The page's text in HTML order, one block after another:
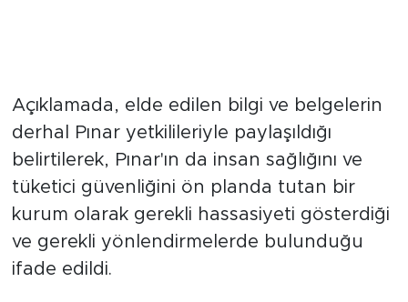
Açıklamada, elde edilen bilgi ve belgelerin
derhal Pınar yetkilileriyle paylaşıldığı
belirtilerek, Pınar'ın da insan sağlığını ve
tüketici güvenliğini ön planda tutan bir
kurum olarak gerekli hassasiyeti gösterdiği
ve gerekli yönlendirmelerde bulunduğu
ifade edildi.